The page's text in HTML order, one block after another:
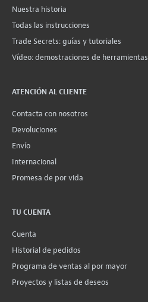
Nuestra historia
Todas las instrucciones
Trade Secrets: guías y tutoriales
Vídeo: demostraciones de herramientas
ATENCIÓN AL CLIENTE
Contacta con nosotros
Devoluciones
Envío
Internacional
Promesa de por vida
TU CUENTA
Cuenta
Historial de pedidos
Programa de ventas al por mayor
Proyectos y listas de deseos